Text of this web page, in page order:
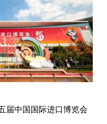
届中国国际进口博览会